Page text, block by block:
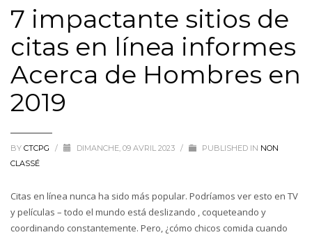
7 impactante sitios de
citas en línea informes
Acerca de Hombres en
2019
BY CTCPG / DIMANCHE, 09 AVRIL 2023 / PUBLISHED IN NON
CLASSÉ
Citas en línea nunca ha sido más popular. Podríamos ver esto en TV
y películas – todo el mundo está deslizando , coqueteando y
coordinando constantemente. Pero, ¿cómo chicos comida cuando